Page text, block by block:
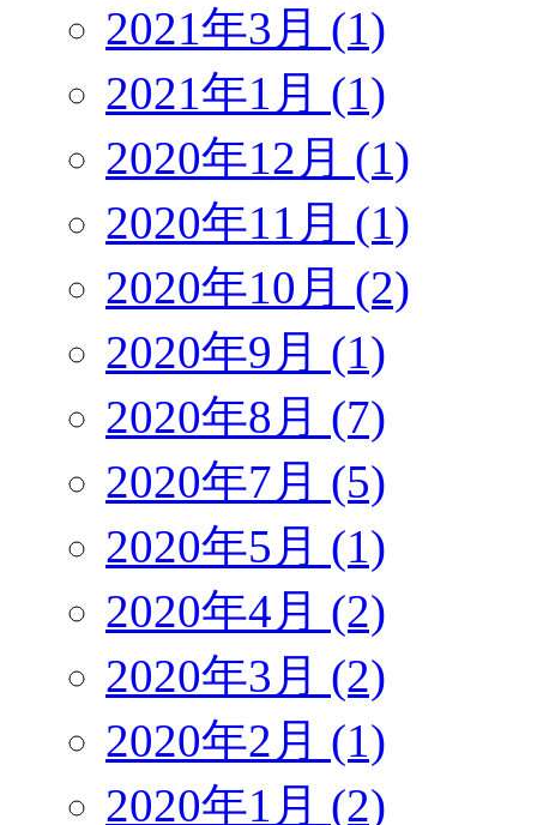
2021年3月 (1)
2021年1月 (1)
2020年12月 (1)
2020年11月 (1)
2020年10月 (2)
2020年9月 (1)
2020年8月 (7)
2020年7月 (5)
2020年5月 (1)
2020年4月 (2)
2020年3月 (2)
2020年2月 (1)
2020年1月 (2)